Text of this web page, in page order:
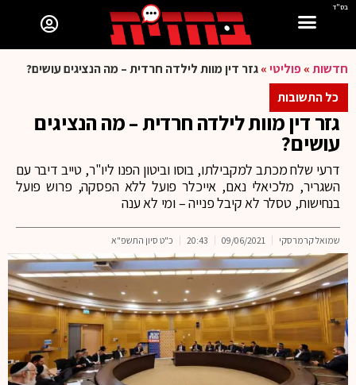
בס"ד
חדשות»פוליטי»גזר דין מוות לילדה חרדית – מה הנציגים עושים?
כל התשובות
גזר דין מוות לילדה חרדית – מה הנציגים
עושים?
דרעי שלח מכתב למקבילתו, בוסו וביטון הפנו ליו"ר, טייב דיבר עם
השגריר, מלכיאלי נאם, אייכלר פועל ללא הפסקה, פרוש פועל
בנחישות, טסלר לא קיבל פנייה – ומי לא ענה
שמואל קרמרסקי 09/06/2021
20:43 כ"ט סיון התשפ"א